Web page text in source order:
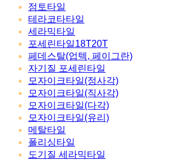
점토타일
테라코타타일
세라믹타일
포세린타일18T20T
페데스탈(업텍, 페이그란)
자기질 포세린타일
모자이크타일(정사각)
모자이크타일(직사각)
모자이크타일(다각)
모자이크타일(유리)
메탈타일
폴리싱타일
도기질 세라믹타일